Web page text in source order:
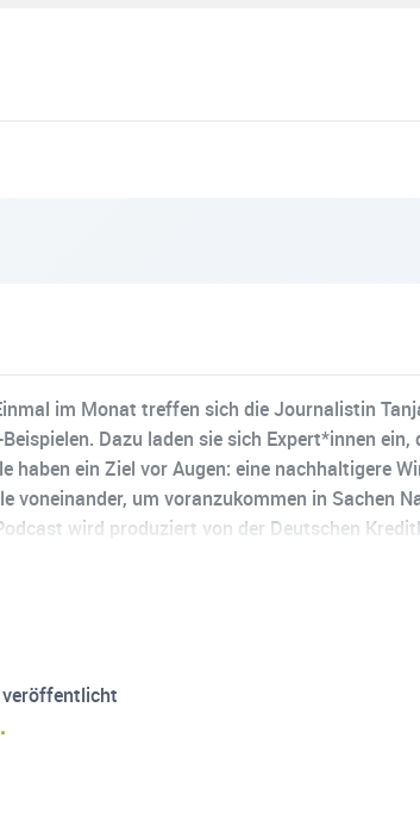
im Monat treffen sich die Journalistin
Dazu laden sie sich Expert*innen ein,
ein Ziel vor Augen: eine nachhaltigere
voneinander, um voranzukommen in Sachen
wird produziert von der Deutschen